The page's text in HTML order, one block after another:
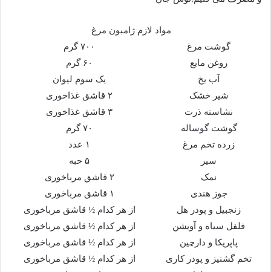
مواد لازم ژامبون مرغ
گوشت مرغ
۷۰۰ گرم
روغن مایع
۶۰ گرم
آب یخ
یک سوم لیوان
شیر خشک
۲ قاشق غذاخوری
نشاسته ذرت
۳ قاشق غذاخوری
گوشت گوساله
۷۰ گرم
زرده تخم مرغ
۱ عدد
سیر
۵ حبه
نمک
۲ قاشق مرباخوری
جوز هندی
۱ قاشق مرباخوری
زنجبیل و پودر هل
از هر کدام ½ قاشق مرباخوری
فلفل سیاه و آویشن
از هر کدام ½ قاشق مرباخوری
پاپریکا و دارچین
از هر کدام ½ قاشق مرباخوری
تخم گشنیز و پودر کاری
از هر کدام ½ قاشق مرباخوری